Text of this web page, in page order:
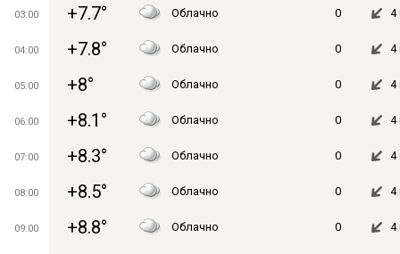
03:00 +7.7° Облачно 0 4
04:00 +7.8° Облачно 0 4
05:00 +8° Облачно 0 4
06:00 +8.1° Облачно 0 4
07:00 +8.3° Облачно 0 4
08:00 +8.5° Облачно 0 4
09:00 +8.8° Облачно 0 4